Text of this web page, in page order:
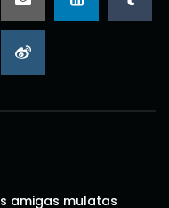
amigas mulatas